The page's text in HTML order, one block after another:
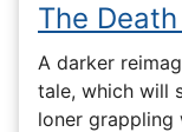
The
A darker
tale, which will
loner